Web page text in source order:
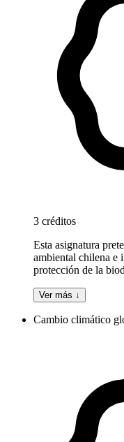
3 créditos
Esta asignatura
ambiental chilena e
protección de la
Ver más ↓
Cambio climático